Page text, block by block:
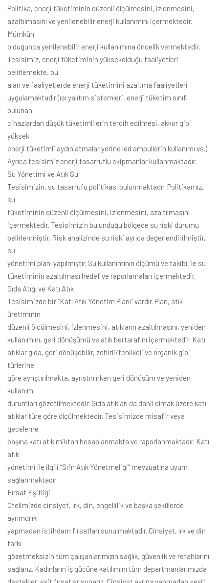
Politika, enerji tüketiminin düzenli ölçülmesini, izlenmesini,
azaltılmasını ve yenilenebilir enerji kullanımını içermektedir.
Mümkün
olduğunca yenilenebilir enerji kullanımına öncelik vermektedir.
Tesisimiz, enerji tüketiminin yüksekolduğu faaliyetleri
belirlemekte, bu
alan ve faaliyetlerde enerji tüketimini azaltma faaliyetleri
uygulamaktadır (ısı yalıtım sistemleri, enerji tüketim sınıfı
bulunan
cihazlardan düşük tüketimlilerin tercih edilmesi, akkor gibi
yüksek
enerji tüketimli aydınlatmalar yerine led ampullerin kullanımı vs.).
Ayrıca tesisimiz enerji tasarruflu ekipmanlar kullanmaktadır.
Su Yönetimi ve Atık Su
Tesisimizin, su tasarrufu politikası bulunmaktadır. Politikamız,
su
tüketiminin düzenli ölçülmesini, izlenmesini, azaltılmasını
içermektedir. Tesisimizin bulunduğu bölgede su riski durumu
belirlenmiştir. Risk analizinde su riski ayrıca değerlendirilmiştir,
su
yönetimi planı yapılmıştır. Su kullanımının ölçümü ve takibi ile su
tüketiminin azaltılması hedef ve raporlamaları içermektedir.
Gıda Atığı ve Katı Atık
Tesisimizde bir “Katı Atık Yönetim Planı” vardır. Plan, atık
üretiminin
düzenli ölçülmesini, izlenmesini, atıkların azaltılmasını, yeniden
kullanımını, geri dönüşümü ve atık bertarafını içermektedir. Katı
atıklar gıda, geri dönüşebilir, zehirli/tehlikeli ve organik gibi
türlerine
göre ayrıştırılmakta, ayrıştırılırken geri dönüşüm ve yeniden
kullanım
durumları gözetilmektedir. Gıda atıkları da dahil olmak üzere katı
atıklar türe göre ölçülmektedir. Tesisimizde misafir veya
geceleme
başına katı atık miktarı hesaplanmakta ve raporlanmaktadır. Katı
atık
yönetimi ile ilgili “Sıfır Atık Yönetmeliği” mevzuatına uyum
sağlanmaktadır.
Fırsat Eşitliği
Otelimizde cinsiyet, ırk, din, engellilik ve başka şekillerde
ayrımcılık
yapmadan istihdam fırsatları sunulmaktadır. Cinsiyet, ırk ve din
farkı
gözetmeksizin tüm çalışanlarımızın sağlık, güvenlik ve refahlarını
sağlarız. Kadınların iş gücüne katılımını tüm departmanlarımızda